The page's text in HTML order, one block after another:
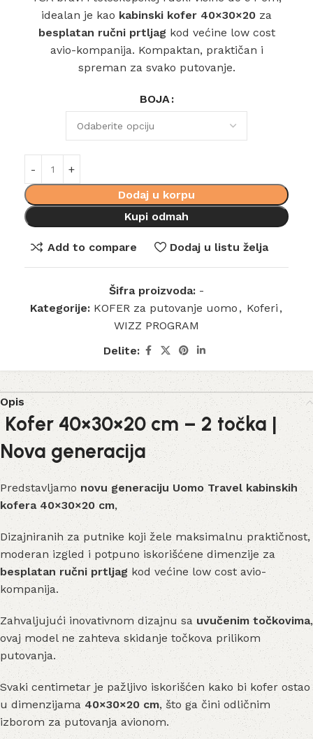
idealan je kao kabinski kofer 40×30×20 za
besplatan ručni prtljag kod većine low cost
avio-kompanija. Kompaktan, praktičan i
spreman za svako putovanje.
BOJA
Dodaj u korpu
Kupi odmah
Add to compare Dodaj u listu želja
Šifra proizvoda: -
Kategorije: KOFER za putovanje uomo , Koferi ,
WIZZ PROGRAM
Delite:
Opis
Kofer 40×30×20 cm – 2 točka |
Nova generacija
Predstavljamo novu generaciju Uomo Travel kabinskih
kofera 40×30×20 cm,
Dizajniranih za putnike koji žele maksimalnu praktičnost,
moderan izgled i potpuno iskorišćene dimenzije za
besplatan ručni prtljag kod većine low cost avio-
kompanija.
Zahvaljujući inovativnom dizajnu sa uvučenim točkovima,
ovaj model ne zahteva skidanje točkova prilikom
putovanja.
Svaki centimetar je pažljivo iskorišćen kako bi kofer ostao
u dimenzijama 40×30×20 cm, što ga čini odličnim
izborom za putovanja avionom.